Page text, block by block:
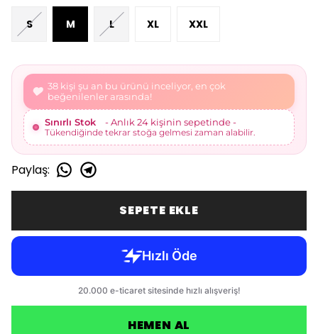
S M L XL XXL
40 kişi şu an bu ürünü inceliyor, en çok
beğenilenler arasında!
Sınırlı Stok
- Anlık 24 kişinin sepetinde -
Tükendiğinde tekrar stoğa gelmesi zaman alabilir.
Paylaş:
SEPETE EKLE
HEMEN AL